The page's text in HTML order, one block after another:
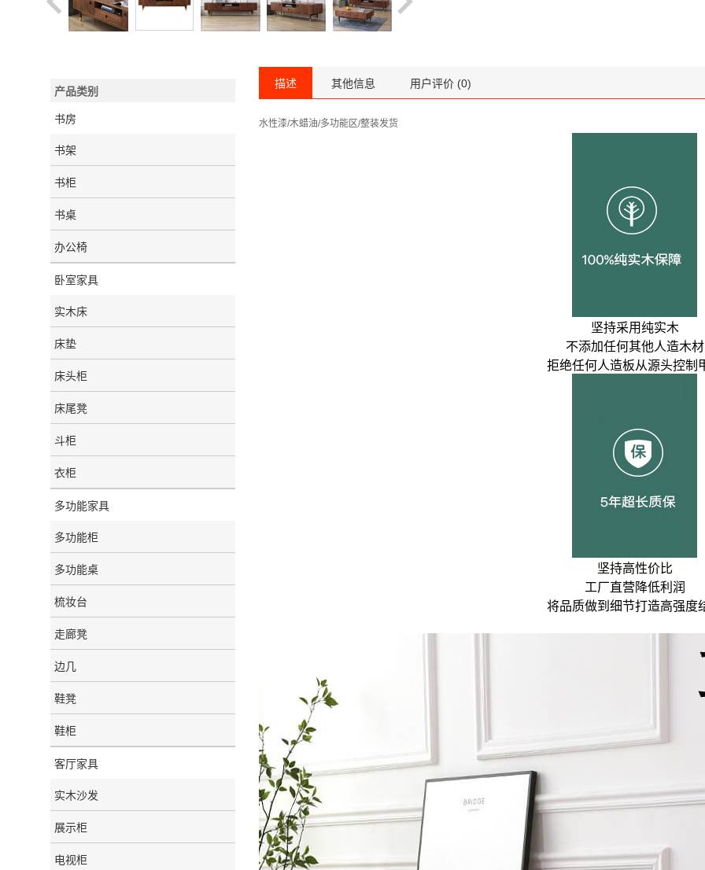
描述 其他信息 用户评价 (0)
水性漆/木蜡油/多功能区/整装发货
坚持采用纯实木
不添加任何其他人造木材
拒绝任何人造板从源头控制
坚持高性价比
工厂直营降低利润
将品质做到细节打造高强度
产品类别
书房
书架
书柜
书桌
办公椅
卧室家具
实木床
床垫
床头柜
床尾凳
斗柜
衣柜
多功能家具
多功能柜
多功能桌
梳妆台
走廊凳
边几
鞋凳
鞋柜
客厅家具
实木沙发
展示柜
电视柜